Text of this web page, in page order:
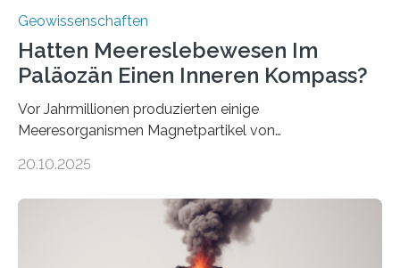
Geowissenschaften
Hatten Meereslebewesen Im
Paläozän Einen Inneren Kompass?
Vor Jahrmillionen produzierten einige
Meeresorganismen Magnetpartikel von
Sedimenten zu finden sind. Nun ist es einem
Domänen auf einem dieser „Riesenmagnetfossilien” mit
einer raffinierten Methode an der Diamond-
Röntgenquelle zu kartieren. Ihre Analyse zeigt, dass
20.10.2025